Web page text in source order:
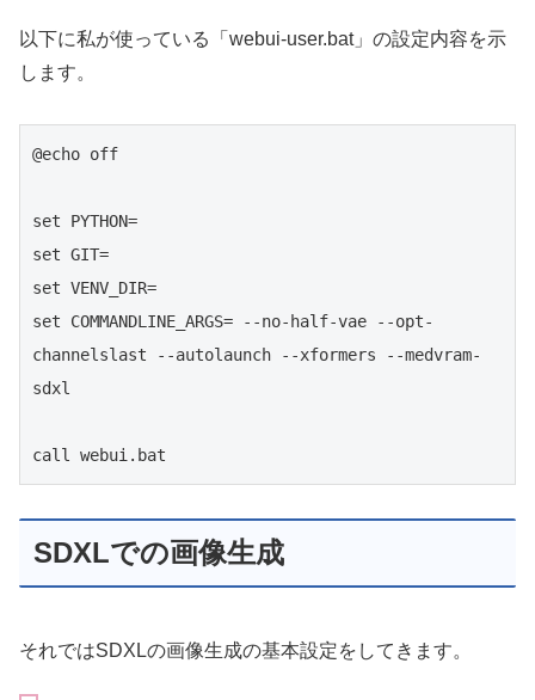
以下に私が使っている「webui-user.bat」の設定内容を示
します。
@echo off
set PYTHON=
set GIT=
set VENV_DIR=
set COMMANDLINE_ARGS= --no-half-vae --opt-
channelslast --autolaunch --xformers --medvram-
sdxl
call webui.bat
SDXLでの画像生成
それではSDXLの画像生成の基本設定をしてきます。